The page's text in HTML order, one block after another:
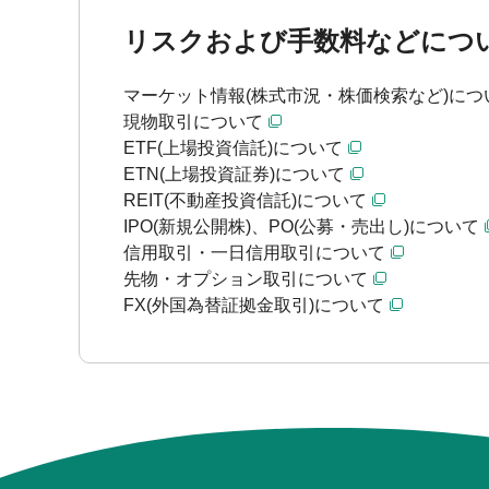
リスクおよび手数料などにつ
マーケット情報(株式市況・株価検索など)につ
現物取引について
ETF(上場投資信託)について
ETN(上場投資証券)について
REIT(不動産投資信託)について
IPO(新規公開株)、PO(公募・売出し)について
信用取引・一日信用取引について
先物・オプション取引について
FX(外国為替証拠金取引)について